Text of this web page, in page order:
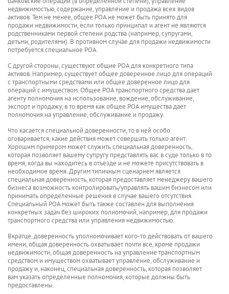
недвижимостью, содержание, управление и продажа всех видов
активов. Тем не менее, общее POA не может быть принято для
продажи недвижимости, если только принципал и агент не являются
родственниками первой степени родства (например, супругами,
детьми, родителями). В противном случае для продажи недвижимости
потребуется специальное POA.
С другой стороны, существуют общие POA для конкретного типа
активов. Например, существует общее доверенное лицо для операций
с транспортными средствами или общее доверенное лицо для
операций с имуществом. Общее POA транспортного средства дает
агенту полномочия на использование, вождение, обслуживание,
экспорт и продажу, в то время как общее POA имущества дает
полномочия на управление, обслуживание и продажу.
Что касается специальной доверенности, то в ней особо
оговаривается, какие действия может совершать только агент.
Хорошим примером может служить специальная доверенность,
которая позволяет вашему супругу представлять вас в суде только в то
время, когда вы находитесь в отъезде и не можете присутствовать в
необходимое время. Другим типичным сценарием является
специальная доверенность, которая предоставляет менеджеру вашего
бизнеса возможность контролировать/управлять вашим бизнесом или
принимать определенные решения в случае вашего отсутствия.
Специальный POA может быть также составлен для выполнения
конкретных задач без широких полномочий, например, для продажи
транспортного средства или управления недвижимостью.
Вкратце, доверенность уполномочивает кого-то действовать от вашего
имени, общая доверенность охватывает почти все, кроме продажи
недвижимости, общая доверенность на управление транспортным
средством и имуществом охватывает управление, обслуживание и
продажу и, наконец, специальная доверенность, которая позволяет
вам указать определенные полномочия, которые должны быть
предоставлены.